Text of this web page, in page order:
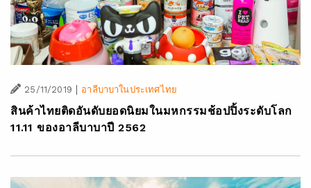
25/11/2019 | อาลีบาบาในประเทศไทย
สินค้าไทยติดอันดับยอดนิยมในมหกรรมช้อปปิ้งระดับโลก
11.11 ของอาลีบาบาปี 2562